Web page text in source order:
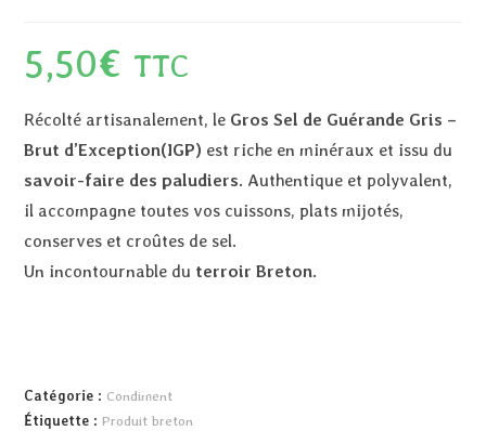
5,50€ TTC
Récolté artisanalement, le Gros Sel de Guérande Gris –
Brut d’Exception(IGP) est riche en minéraux et issu du
savoir-faire des paludiers. Authentique et polyvalent,
il accompagne toutes vos cuissons, plats mijotés,
conserves et croûtes de sel.
Un incontournable du terroir Breton.
Catégorie : Condiment
Étiquette :Produit breton